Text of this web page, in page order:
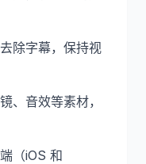
除字幕，保持视
、音效等素材，
（iOS 和